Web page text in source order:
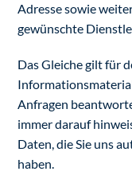
Adresse sowie
gewünschte
Das Gleiche gilt für
Anfragen
immer darauf
Daten, die Sie uns
haben.